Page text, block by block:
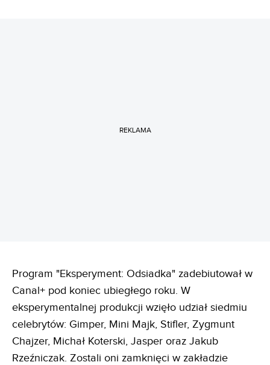
REKLAMA
Program "Eksperyment: Odsiadka" zadebiutował w
Canal+ pod koniec ubiegłego roku. W
eksperymentalnej produkcji wzięło udział siedmiu
celebrytów: Gimper, Mini Majk, Stifler, Zygmunt
Chajzer, Michał Koterski, Jasper oraz Jakub
Rzeźniczak. Zostali oni zamknięci w zakładzie